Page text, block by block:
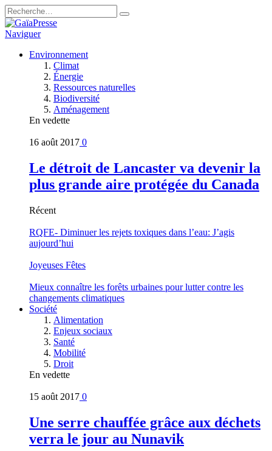
Naviguer
Environnement
Climat
Énergie
Ressources naturelles
Biodiversité
Aménagement
En vedette
16 août 2017 0
Le détroit de Lancaster va devenir la
plus grande aire protégée du Canada
Récent
RQFE- Diminuer les rejets toxiques dans l’eau: J’agis
aujourd’hui
Joyeuses Fêtes
Mieux connaître les forêts urbaines pour lutter contre les
changements climatiques
Société
Alimentation
Enjeux sociaux
Santé
Mobilité
Droit
En vedette
15 août 2017 0
Une serre chauffée grâce aux déchets
verra le jour au Nunavik